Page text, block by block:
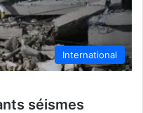
International
séismes